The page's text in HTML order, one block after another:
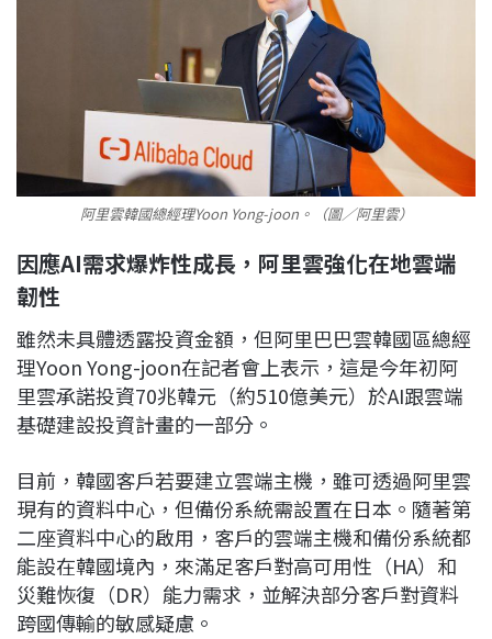
阿里雲韓國總經理Yoon Yong-joon。（圖／阿里雲）
因應AI需求爆炸性成長，阿里雲強化在地雲端
韌性
雖然未具體透露投資金額，但阿里巴巴雲韓國區總經
理Yoon Yong-joon在記者會上表示，這是今年初阿
里雲承諾投資70兆韓元（約510億美元）於AI跟雲端
基礎建設投資計畫的一部分。
目前，韓國客戶若要建立雲端主機，雖可透過阿里雲
現有的資料中心，但備份系統需設置在日本。隨著第
二座資料中心的啟用，客戶的雲端主機和備份系統都
能設在韓國境內，來滿足客戶對高可用性（HA）和
災難恢復（DR）能力需求，並解決部分客戶對資料
跨國傳輸的敏感疑慮。